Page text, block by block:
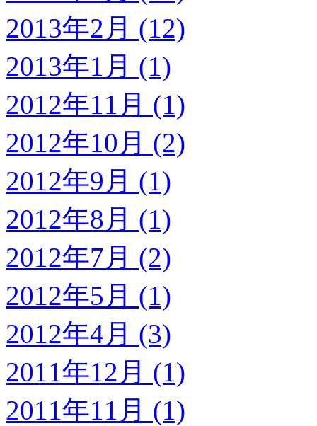
2013年2月 (12)
2013年1月 (1)
2012年11月 (1)
2012年10月 (2)
2012年9月 (1)
2012年8月 (1)
2012年7月 (2)
2012年5月 (1)
2012年4月 (3)
2011年12月 (1)
2011年11月 (1)